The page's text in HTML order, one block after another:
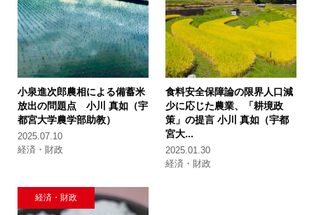
小泉進次郎農相による備蓄米
放出の問題点小川 真如（宇
都宮大学農学部助教）
2025.07.10
経済・財政
食料安全保障論の限界人口減
少に応じた農業、「耕境政
策」の提言 小川 真如（宇都
宮大...
2025.01.30
経済・財政
経済・財政